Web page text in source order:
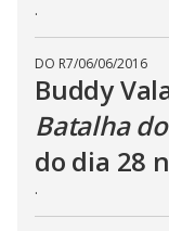
.
DO R7/06/06/2016
Buddy
Batalha
do dia 28
.